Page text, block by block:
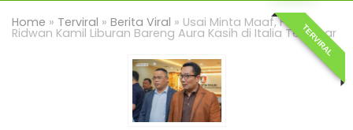
Home » Terviral » Berita Viral » Usai Minta Maaf, Foto
Ridwan Kamil Liburan Bareng Aura Kasih di Italia Tersebar
TERVIRAL